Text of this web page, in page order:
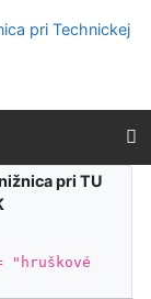
pri TU
"hruškové